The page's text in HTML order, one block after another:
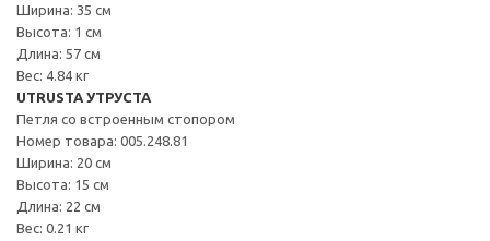
Ширина: 35 см
Высота: 1 см
Длина: 57 см
Вес: 4.84 кг
UTRUSTA УТРУСТА
Петля со встроенным стопором
Номер товара: 005.248.81
Ширина: 20 см
Высота: 15 см
Длина: 22 см
Вес: 0.21 кг